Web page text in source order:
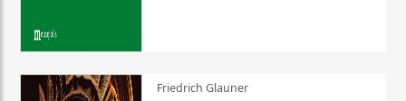
Friedrich Glauner